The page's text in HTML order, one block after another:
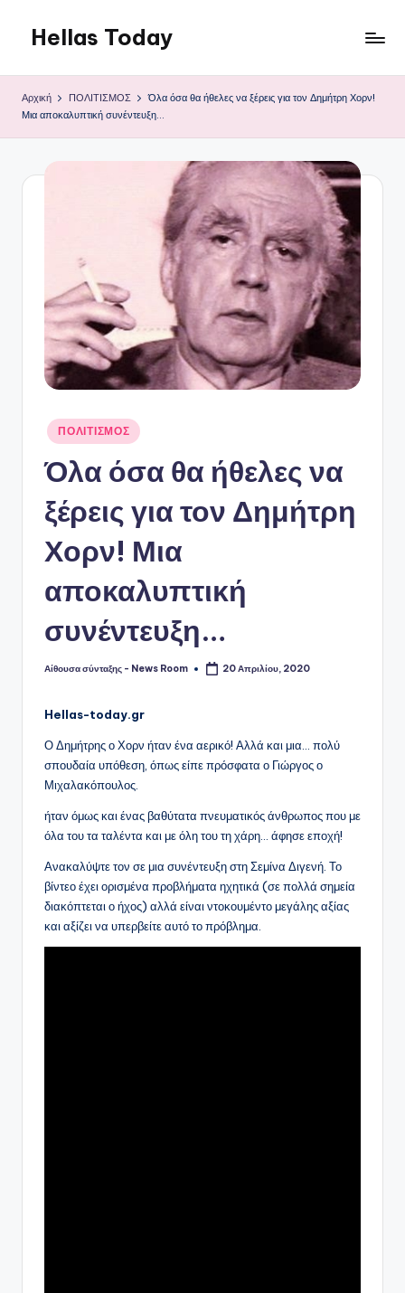
Μετάβαση
περιεχόμενο
Hellas Today
Αρχική ΠΟΛΙΤΙΣΜΟΣ
Όλα όσα θα ήθελες να ξέρεις για τον Δημήτρη Χορν!
Μια αποκαλυπτική συνέντευξη…
Αναρτήθηκε
σε
ΠΟΛΙΤΙΣΜΟΣ
Όλα όσα θα ήθελες να
ξέρεις για τον Δημήτρη
Χορν! Μια
αποκαλυπτική
συνέντευξη…
Συγγραφέας:
Αίθουσα σύνταξης - News Room 20 Απριλίου, 2020
Hellas-today.gr
Ο Δημήτρης ο Χορν ήταν ένα αερικό! Αλλά και μια… πολύ
σπουδαία υπόθεση, όπως είπε πρόσφατα ο Γιώργος ο
Μιχαλακόπουλος.
ήταν όμως και ένας βαθύτατα πνευματικός άνθρωπος που με
όλα του τα ταλέντα και με όλη του τη χάρη… άφησε εποχή!
Ανακαλύψτε τον σε μια συνέντευξη στη Σεμίνα Διγενή. Το
βίντεο έχει ορισμένα προβλήματα ηχητικά (σε πολλά σημεία
διακόπτεται ο ήχος) αλλά είναι ντοκουμέντο μεγάλης αξίας
και αξίζει να υπερβείτε αυτό το πρόβλημα.